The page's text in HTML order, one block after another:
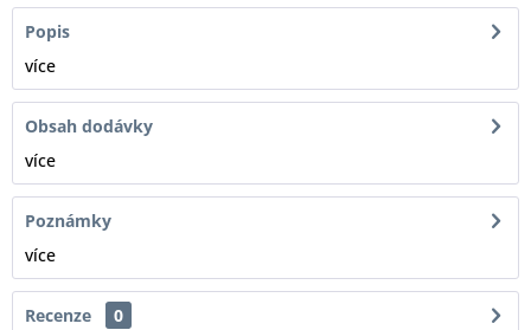
Popis
více
Obsah dodávky
více
Poznámky
více
Recenze
0